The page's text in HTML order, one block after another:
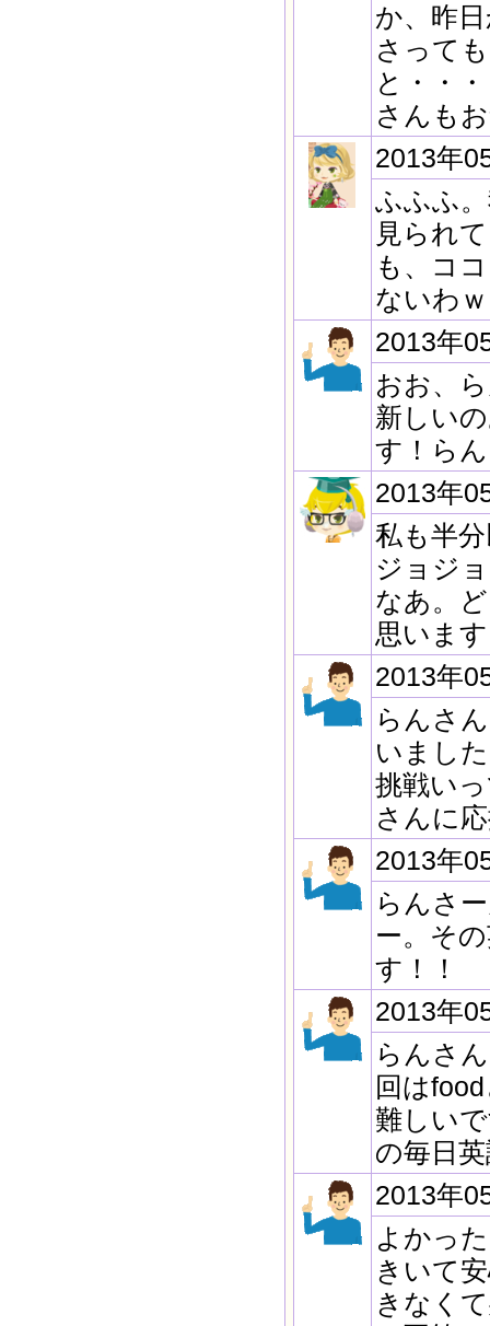
か、昨
さって
と・・
さんも
2013年
ふふふ
見られ
も、コ
ないわ
2013年
おお、
新しい
す！ら
2013年
私も半
ジョジ
なあ。
思いま
2013年
らんさ
いまし
挑戦い
さんに
2013年
らんさ
ー。そ
す！！
2013年
らんさ
回は
難しい
の毎日
2013年
よかっ
きいて
きなく